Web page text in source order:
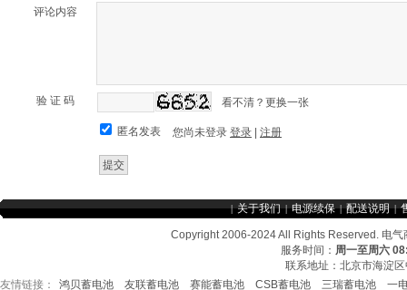
评论内容
验 证 码 看不清？更换一张
匿名发表 您尚未登录 登录 注册
Copyright 2006-2024 All Rights Reserved. 电
服务时间： 周一至周六
联系地址：北京市海淀
|关于我们 |电源续保 |配送说明 |
友情链接： 鸿贝蓄电池 友联蓄电池 赛能蓄电池 CSB蓄电池 三瑞蓄电池 一